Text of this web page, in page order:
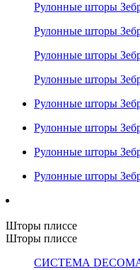
Рулонные шторы
Рулонные шторы
Рулонные шторы
Рулонные шторы
Рулонные шторы
Рулонные шторы
Рулонные шторы
Рулонные шторы
Шторы плиссе
Шторы плиссе
СИСТЕМА